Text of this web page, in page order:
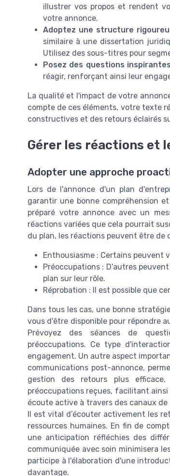
illustrer vos propos et rendent
votre annonce.
Adoptez une structure
similaire à une dissertation
Utilisez des sous-titres pour
Posez des questions
réagir, renforçant ainsi leur
La qualité et l'impact de votre
compte de ces éléments, votre texte
constructives et des retours éclairés
Gérer les réactions et
Adopter une approche
Lors de l'annonce d'un plan
garantir une bonne compréhension
préparé votre annonce avec un
réactions variées que cela pourrait
du plan, les réactions peuvent être de
Enthousiasme : Certains peuvent
Préoccupations : D'autres
plan sur leur rôle.
Réprobation : Il est possible que
Dans tous les cas, une bonne
vous d'être disponible pour répondre
Prévoyez des séances de
préoccupations. Ce type
engagement. Un autre aspect
communications post-annonce,
gestion des retours plus
préoccupations reçues, facilitant
écoute active à travers des canaux
Il est vital d’écouter activement les
ressources humaines. En fin de
une anticipation réfléchies des
communiquée avec soin minimisera
participe à l'élaboration d'une
davantage.